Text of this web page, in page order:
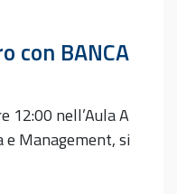
con BANCA
12:00 nell’Aula A
e Management, si